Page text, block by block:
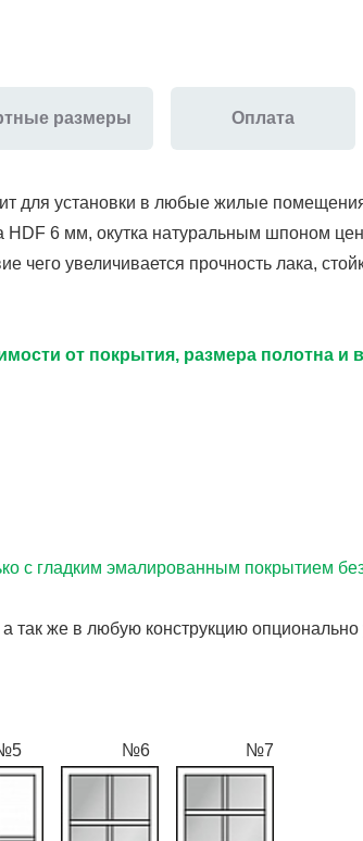
размеры Оплата
для установки в любые жилые
6 мм, окутка натуральным шпоном
чего увеличивается прочность лака,
от покрытия, размера полотна
с гладким эмалированным покрытием
так же в любую конструкцию
№6 №7